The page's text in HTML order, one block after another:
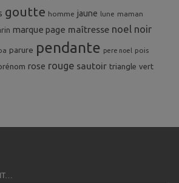
goutte homme jaune lune maman
marque page maîtresse noel noir
parure pendante pere noel pois
rose rouge sautoir triangle vert